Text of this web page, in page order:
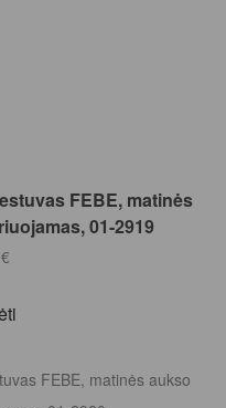
FEBE, matinės
01-2919
€